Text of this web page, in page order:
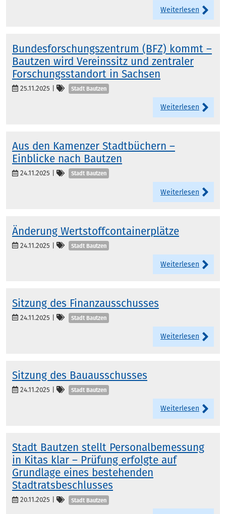
Weiterlesen
Bundesforschungszentrum (BFZ) kommt –
Bautzen wird Vereinssitz und zentraler
Forschungsstandort in Sachsen
25.11.2025 Kategorien
Stadt Bautzen
Weiterlesen
Aus den Kamenzer Stadtbüchern –
Einblicke nach Bautzen
24.11.2025 Kategorien
Stadt Bautzen
Weiterlesen
Änderung Wertstoffcontainerplätze
24.11.2025 Kategorien
Stadt Bautzen
Weiterlesen
Sitzung des Finanzausschusses
24.11.2025 Kategorien
Stadt Bautzen
Weiterlesen
Sitzung des Bauausschusses
24.11.2025 Kategorien
Stadt Bautzen
Weiterlesen
Stadt Bautzen stellt Personalbemessung
in Kitas klar – Prüfung erfolgte auf
Grundlage eines bestehenden
Stadtratsbeschlusses
20.11.2025 Kategorien
Stadt Bautzen